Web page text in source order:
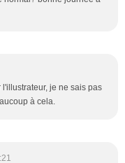
je ne sais pas
à cela.